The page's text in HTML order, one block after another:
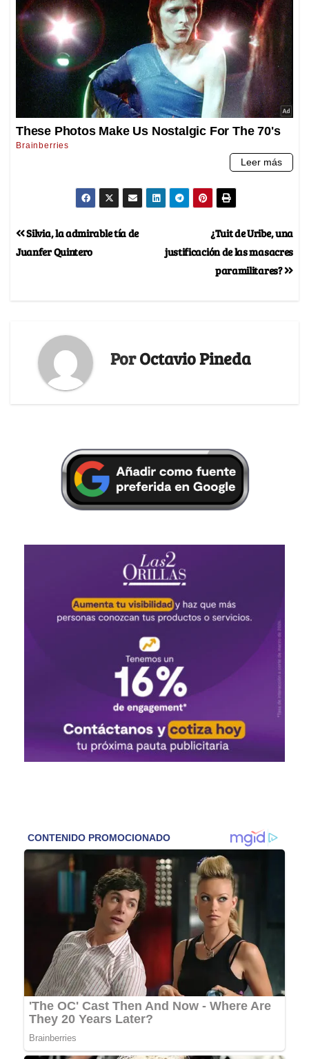
¿Tuit de Uribe, una
justificación de las masacres
paramilitares?
Silvia, la admirable tía de
Juanfer Quintero
PorOctavio Pineda